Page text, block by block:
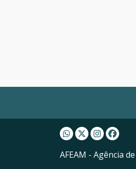
Whatsapp AFEAM
Twitter AFEAM
Instagram
AFEAM - Agência